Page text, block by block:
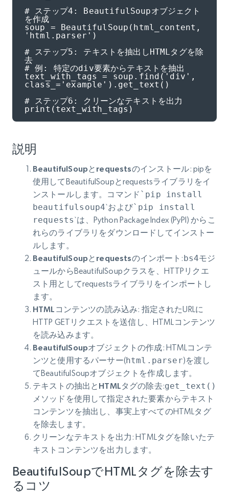
# ステップ4: BeautifulSoupオブジェクト
を作成
soup = BeautifulSoup(html_content,
'html.parser')
# ステップ5: テキストを抽出しHTMLタグを除
去
# 例: 特定のdiv要素からテキストを抽出
text_with_tags = soup.find('div',
class_='example').get_text()
# ステップ6: クリーンなテキストを出力
print(text_with_tags)
説明
BeautifulSoupとrequestsのインストール: pipを
使用してBeautifulSoupとrequestsライブラリをイ
ンストールします。コマンド `pip install
beautifulsoup4`および`pip install
requests`は、Python Package Index (PyPI) からこ
れらのライブラリをダウンロードしてインストー
ルします。
BeautifulSoupとrequestsのインポート :bs4モジ
ュールからBeautifulSoupクラスを、HTTPリクエ
スト用としてrequestsライブラリをインポートし
ます。
HTMLコンテンツの読み込み: 指定されたURLに
HTTP GETリクエストを送信し、HTMLコンテンツ
を読み込みます。
BeautifulSoupオブジェクトの作成: HTMLコンテ
ンツと使用するパーサー(html.parser)を渡し
てBeautifulSoupオブジェクトを作成します。
テキストの抽出とHTMLタグの除去:get_text()
メソッドを使用して指定された要素からテキスト
コンテンツを抽出し、事実上すべてのHTMLタグ
を除去します。
クリーンなテキストを出力 : HTMLタグを除いたテ
キストコンテンツを出力します。
BeautifulSoupでHTMLタグを除去す
るコツ